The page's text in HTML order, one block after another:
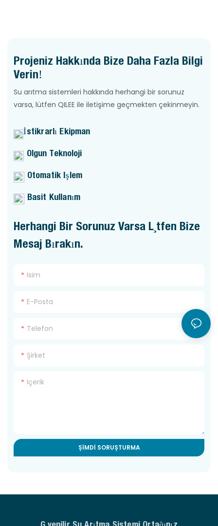
Projeniz Hakkında Bize Daha Fazla Bilgi
Verin!
Su arıtma sistemleri hakkında herhangi bir sorunuz
varsa, lütfen QILEE ile iletişime geçmekten çekinmeyin.
İstikrarlı Ekipman
Olgun Teknoloji
Otomatik Işlem
Basit Kullanım
Herhangi Bir Sorunuz Varsa Lütfen Bize
Mesaj Bırakın.
Isim
E-Posta
Telefon
Şirket
Içerik
ŞIMDI SORUŞTURMA